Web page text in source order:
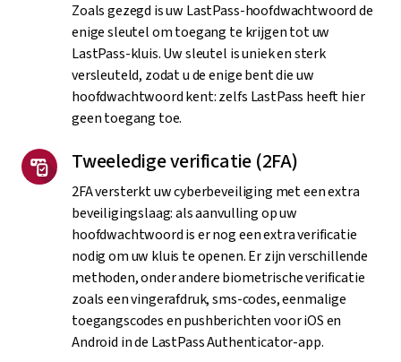
Zoals gezegd is uw LastPass-hoofdwachtwoord de
enige sleutel om toegang te krijgen tot uw
LastPass-kluis. Uw sleutel is uniek en sterk
versleuteld, zodat u de enige bent die uw
hoofdwachtwoord kent: zelfs LastPass heeft hier
geen toegang toe.
Tweeledige verificatie (2FA)
2FA versterkt uw cyberbeveiliging met een extra
beveiligingslaag: als aanvulling op uw
hoofdwachtwoord is er nog een extra verificatie
nodig om uw kluis te openen. Er zijn verschillende
methoden, onder andere biometrische verificatie
zoals een vingerafdruk, sms-codes, eenmalige
toegangscodes en pushberichten voor iOS en
Android in de LastPass Authenticator-app.